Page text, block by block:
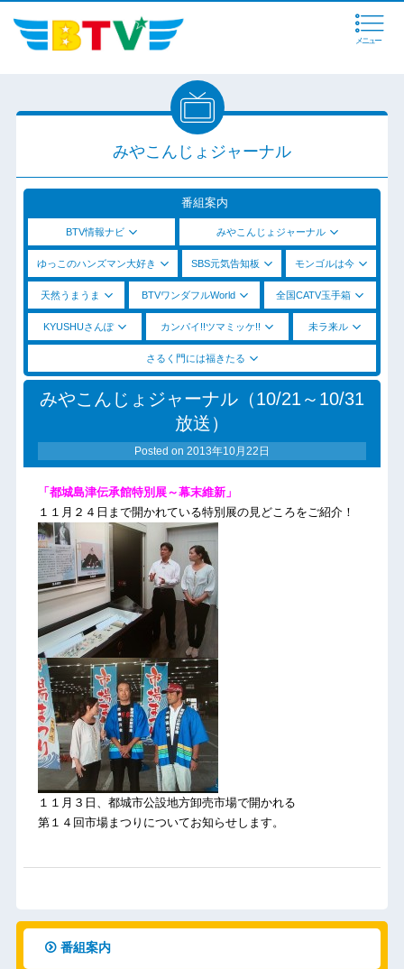
メニュー
みやこんじょジャーナル
番組案内
BTV情報ナビ みやこんじょジャーナル
ゆっこのハンズマン大好き SBS元気告知板 モンゴルは今
天然うまうま BTVワンダフルWorld 全国CATV玉手箱
KYUSHUさんぽ カンパイ!!ツマミッケ!! 未ラ来ル
さるく門には福きたる
みやこんじょジャーナル（10/21～10/31
放送）
Posted on 2013年10月22日
「都城島津伝承館特別展～幕末維新」
１１月２４日まで開かれている特別展の見どころをご紹介！
１１月３日、都城市公設地方卸売市場で開かれる
第１４回市場まつりについてお知らせします。
番組案内